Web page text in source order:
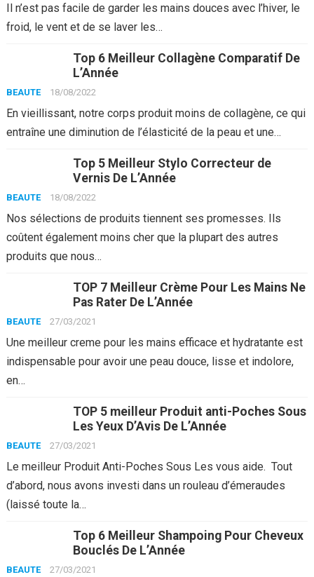
Il n’est pas facile de garder les mains douces avec l’hiver, le
froid, le vent et de se laver les…
Top 6 Meilleur Collagène Comparatif De
L’Année
BEAUTE 18/08/2022
En vieillissant, notre corps produit moins de collagène, ce qui
entraîne une diminution de l’élasticité de la peau et une…
Top 5 Meilleur Stylo Correcteur de
Vernis De L’Année
BEAUTE 18/08/2022
Nos sélections de produits tiennent ses promesses. Ils
coûtent également moins cher que la plupart des autres
produits que nous…
TOP 7 Meilleur Crème Pour Les Mains Ne
Pas Rater De L’Année
BEAUTE 27/03/2021
Une meilleur creme pour les mains efficace et hydratante est
indispensable pour avoir une peau douce, lisse et indolore,
en…
TOP 5 meilleur Produit anti-Poches Sous
Les Yeux D’Avis De L’Année
BEAUTE 27/03/2021
Le meilleur Produit Anti-Poches Sous Les vous aide. Tout
d’abord, nous avons investi dans un rouleau d’émeraudes
(laissé toute la…
Top 6 Meilleur Shampoing Pour Cheveux
Bouclés De L’Année
BEAUTE 27/03/2021